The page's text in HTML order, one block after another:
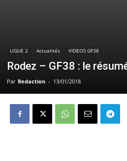
LIGUE 2 Actualités VIDEOS GF38
Rodez – GF38 : le
Par Redaction - 13/01/2018